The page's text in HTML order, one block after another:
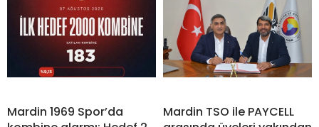
Mardin 1969 Spor’da
Mardin TSO ile PAYCELL